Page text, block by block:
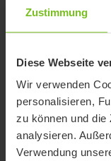
Zustimmung
Diese Webseite
Wir verwenden
personalisieren,
zu können und die
analysieren.
Verwendung
NEU
Die